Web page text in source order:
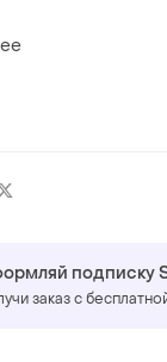
подписку
заказ с